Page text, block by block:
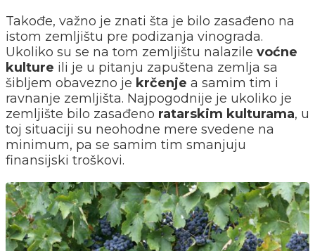
Takođe, važno je znati šta je bilo zasađeno na
istom zemljištu pre podizanja vinograda.
Ukoliko su se na tom zemljištu nalazile voćne
kulture ili je u pitanju zapuštena zemlja sa
šibljem obavezno je krčenje a samim tim i
ravnanje zemljišta. Najpogodnije je ukoliko je
zemljište bilo zasađeno ratarskim kulturama, u
toj situaciji su neohodne mere svedene na
minimum, pa se samim tim smanjuju
finansijski troškovi.